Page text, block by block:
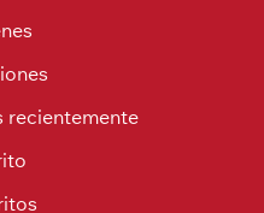
recientemente